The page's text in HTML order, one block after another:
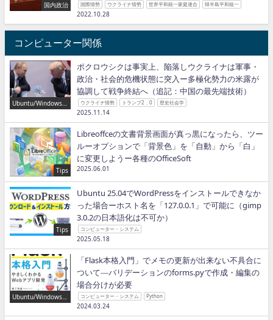
国内政治 国際情勢 ウクライナ情勢 世界平和統一家庭連合 韓半島平和統一
2022.10.28
コンピューター関係
Ubuntu/Windows/P
ポクロウシクは事実上、陥落しウクライナは軍事・
政治・社会的危機状態に突入ー多極化勢力の米露が
協調して戦争終結へ（追記：中国の最先端技術）
ウクライナ情勢 トランプ2．0 歴史社会学
2025.11.14
Tips
Libreoffceの文書背景画面が真っ黒になったら、ツー
ルーオプションで「背景色」を「自動」から「白」
に変更しようー各種のOfficeSoft
2025.06.01
Tips
Ubuntu 25.04でWordPressをインストールできなか
った場合ーホスト名を「127.0.0.1」で可能に（gimp
3.0.2の日本語化は不可か）
コンピューター・システム
2025.05.18
Ubuntu/Windows/P
「Flask本格入門」でメモの更新が出来ない不具合に
ついて―バリデーションのforms.pyで作成・編集の
場合分けが必要
コンピューター・システム Python
2024.03.24